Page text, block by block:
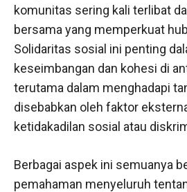
komunitas sering kali terlibat
bersama yang memperkuat
Solidaritas sosial ini penting
keseimbangan dan kohesi di
terutama dalam menghadapi
disebabkan oleh faktor
ketidakadilan sosial atau
Berbagai aspek ini semuanya
pemahaman menyeluruh